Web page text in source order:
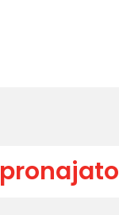
pronajato